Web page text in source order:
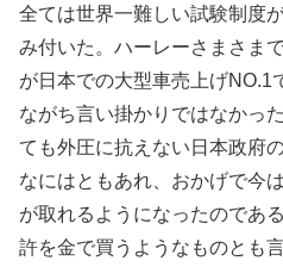
全ては世界一難しい試験制度
み付いた。ハーレーさまさま
が日本での大型車売上げNO.1
ながち言い掛かりではなかっ
ても外圧に抗えない日本政府
なにはともあれ、おかげで今
が取れるようになったのであ
許を金で買うようなものとも